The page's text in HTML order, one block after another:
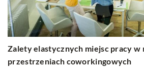
Zalety elastycznych miejsc pracy w
przestrzeniach coworkingowych